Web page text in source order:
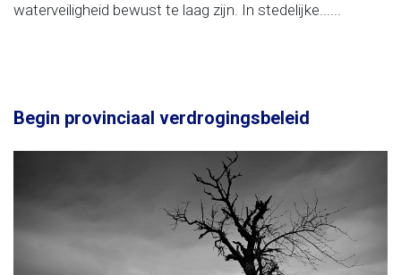
waterveiligheid bewust te laag zijn. In stedelijke......
Begin provinciaal verdrogingsbeleid